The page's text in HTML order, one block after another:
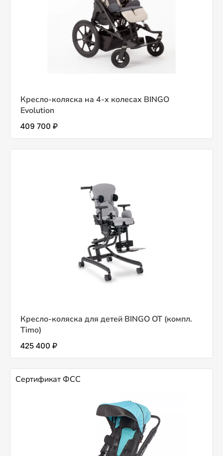
Кресло-коляска на 4-х колесах BINGO
Evolution
409 700 ₽
Кресло-коляска для детей BINGO OT (компл.
Timo)
425 400 ₽
Сертификат ФСС